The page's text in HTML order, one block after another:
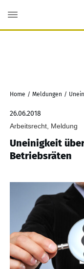
Home / Meldungen /
26.06.2018
Arbeitsrecht, Meldung
Uneinigkeit
Betriebsräten